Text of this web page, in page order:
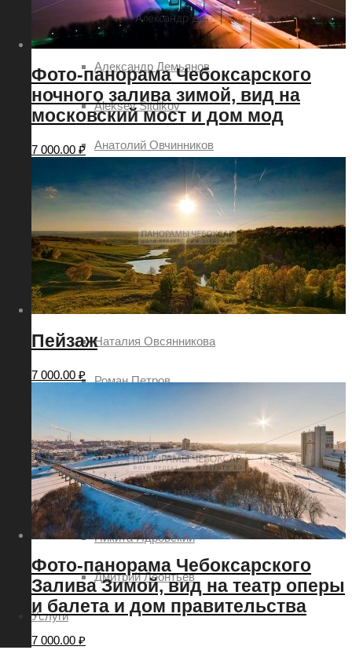
Авторы
Александр Демьянов
Aleksey Sitdikov
Анатолий Овчинников
Алексей Семёнов
Илья Степанов
Павел Ртищев
Евгений Шаров
Наталия Овсянникова
Роман Петров
Руслан Акимов
Сергей Петров
Татьяна Шоглева
Никита Ядровский
Дмитрий Леонтьев
Услуги
Фото-панорама Чебоксарского
ночного залива зимой, вид на
московский мост и дом мод
7 000.00 ₽
Пейзаж
7 000.00 ₽
Фото-панорама Чебоксарского
Залива Зимой, вид на театр оперы
и балета и дом правительства
7 000.00 ₽